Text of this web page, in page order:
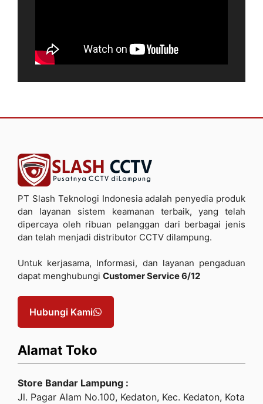
PT Slash Teknologi Indonesia adalah penyedia produk
dan layanan sistem keamanan terbaik, yang telah
dipercaya oleh ribuan pelanggan dari berbagai jenis
dan telah menjadi distributor CCTV dilampung.
Untuk kerjasama, Informasi, dan layanan pengaduan
dapat menghubungi Customer Service 6/12
Hubungi Kami
Alamat Toko
Store Bandar Lampung :
Jl. Pagar Alam No.100, Kedaton, Kec. Kedaton, Kota